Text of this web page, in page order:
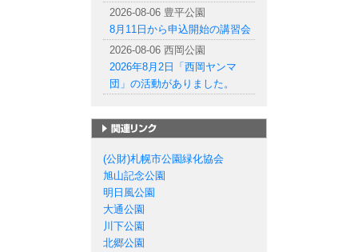
2026-08-06 豊平公園
8月11日から申込開始の講習会
2026-08-06 西岡公園
2026年8月2日「西岡ヤンマ
団」の活動がありました。
(公財)札幌市公園緑化協会
旭山記念公園
明日風公園
大通公園
川下公園
北郷公園